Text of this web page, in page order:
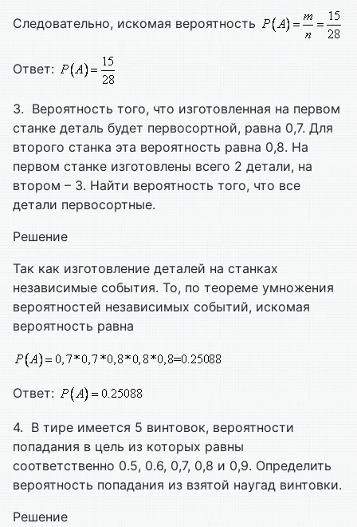
Следовательно, искомая вероятность
Ответ:
3. Вероятность того, что изготовленная на первом
станке деталь будет первосортной, равна 0,7. Для
второго станка эта вероятность равна 0,8. На
первом станке изготовлены всего 2 детали, на
втором – 3. Найти вероятность того, что все
детали первосортные.
Решение
Так как изготовление деталей на станках
независимые события. То, по теореме умножения
вероятностей независимых событий, искомая
вероятность равна
Ответ:
4. В тире имеется 5 винтовок, вероятности
попадания в цель из которых равны
соответственно 0.5, 0.6, 0,7, 0,8 и 0,9. Определить
вероятность попадания из взятой наугад винтовки.
Решение